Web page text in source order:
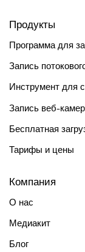
Продукты
Программа для
Запись
Инструмент для
Запись веб-
Бесплатная
Тарифы и цены
Компания
О нас
Медиакит
Блог